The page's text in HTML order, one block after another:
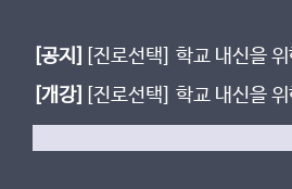
[공지]
[진로선택] 학교 내신을
생물의 유전 starter
[개강]
[진로선택] 학교 내신을